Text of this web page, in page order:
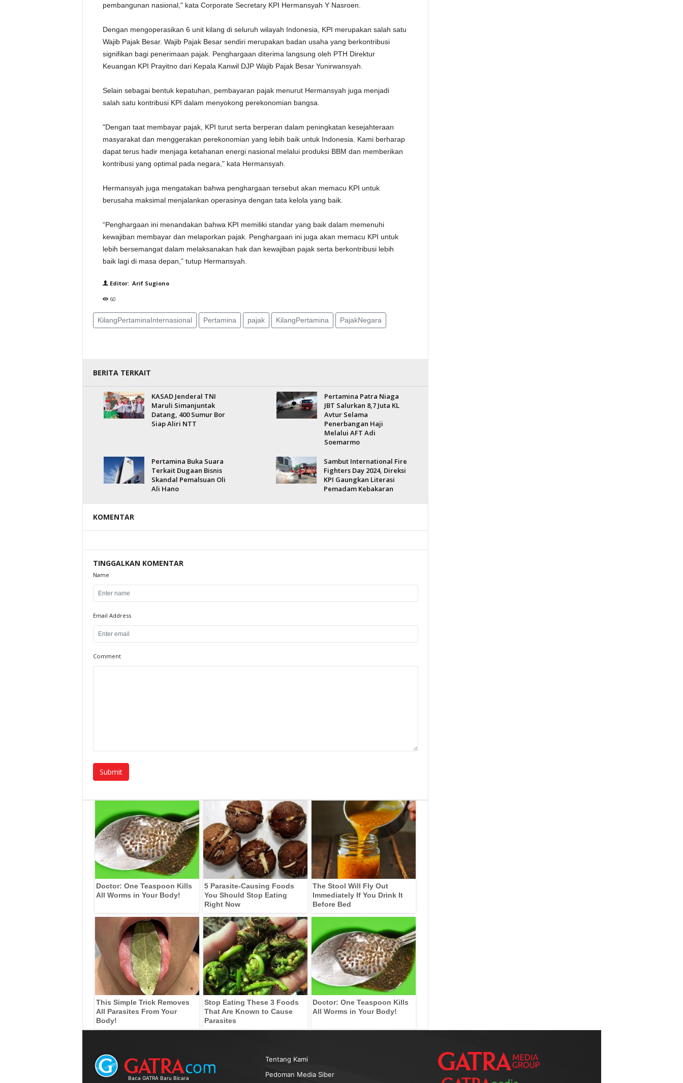
pembangunan nasional," kata Corporate Secretary KPI Hermansyah Y Nasroen.
Dengan mengoperasikan 6 unit kilang di seluruh wilayah Indonesia, KPI merupakan salah satu
Wajib Pajak Besar. Wajib Pajak Besar sendiri merupakan badan usaha yang berkontribusi
signifikan bagi penerimaan pajak. Penghargaan diterima langsung oleh PTH Direktur
Keuangan KPI Prayitno dari Kepala Kanwil DJP Wajib Pajak Besar Yunirwansyah.
Selain sebagai bentuk kepatuhan, pembayaran pajak menurut Hermansyah juga menjadi
salah satu kontribusi KPI dalam menyokong perekonomian bangsa.
"Dengan taat membayar pajak, KPI turut serta berperan dalam peningkatan kesejahteraan
masyarakat dan menggerakan perekonomian yang lebih baik untuk Indonesia. Kami berharap
dapat terus hadir menjaga ketahanan energi nasional melalui produksi BBM dan memberikan
kontribusi yang optimal pada negara," kata Hermansyah.
Hermansyah juga mengatakan bahwa penghargaan tersebut akan memacu KPI untuk
berusaha maksimal menjalankan operasinya dengan tata kelola yang baik.
“Penghargaan ini menandakan bahwa KPI memiliki standar yang baik dalam memenuhi
kewajiban membayar dan melaporkan pajak. Penghargaan ini juga akan memacu KPI untuk
lebih bersemangat dalam melaksanakan hak dan kewajiban pajak serta berkontribusi lebih
baik lagi di masa depan,” tutup Hermansyah.
Editor: Arif Sugiono
60
KilangPertaminaInternasional Pertamina pajak KilangPertamina PajakNegara
BERITA TERKAIT
KASAD Jenderal TNI
Maruli Simanjuntak
Datang, 400 Sumur Bor
Siap Aliri NTT
Pertamina Patra Niaga
JBT Salurkan 8,7 Juta KL
Avtur Selama
Penerbangan Haji
Melalui AFT Adi
Soemarmo
Pertamina Buka Suara
Terkait Dugaan Bisnis
Skandal Pemalsuan Oli
Ali Hano
Sambut International Fire
Fighters Day 2024, Direksi
KPI Gaungkan Literasi
Pemadam Kebakaran
KOMENTAR
TINGGALKAN KOMENTAR
Name
Email Address
Comment
Doctor: One Teaspoon Kills
All Worms in Your Body!
5 Parasite-Causing Foods
You Should Stop Eating
Right Now
The Stool Will Fly Out
Immediately If You Drink It
Before Bed
This Simple Trick Removes
All Parasites From Your
Body!
Stop Eating These 3 Foods
That Are Known to Cause
Parasites
Doctor: One Teaspoon Kills
All Worms in Your Body!
Baca GATRA Baru Bicara
Tentang Kami
Pedoman Media Siber